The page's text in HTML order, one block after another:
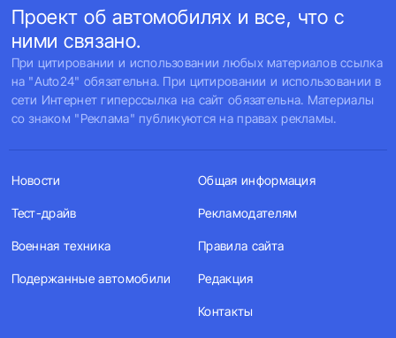
Проект об автомобилях и все, что с
ними связано.
При цитировании и использовании любых материалов ссылка
на "Auto24" обязательна. При цитировании и использовании в
сети Интернет гиперссылка на сайт обязательна. Материалы
со знаком "Реклама" публикуются на правах рекламы.
Новости
Тест-драйв
Военная техника
Подержанные автомобили
Общая информация
Рекламодателям
Правила сайта
Редакция
Контакты